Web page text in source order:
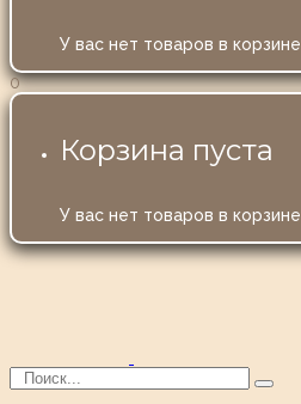
У вас нет товаров в корзине
0
Корзина пуста
У вас нет товаров в корзине